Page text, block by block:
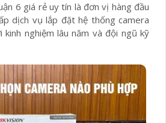
6 giá rẻ uy tín là đơn vị hàng đầu
dịch vụ lắp đặt hệ thống camera
kinh nghiệm lâu năm và đội ngũ kỹ